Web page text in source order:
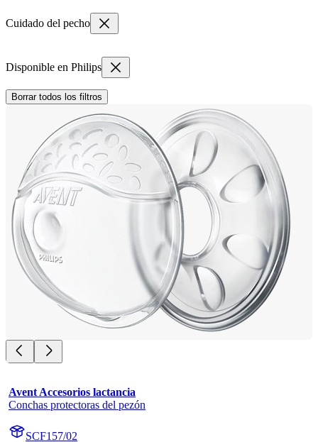
Cuidado del pecho
Disponible en Philips
Borrar todos los filtros
Avent Accesorios lactancia
Conchas protectoras del pezón
SCF157/02